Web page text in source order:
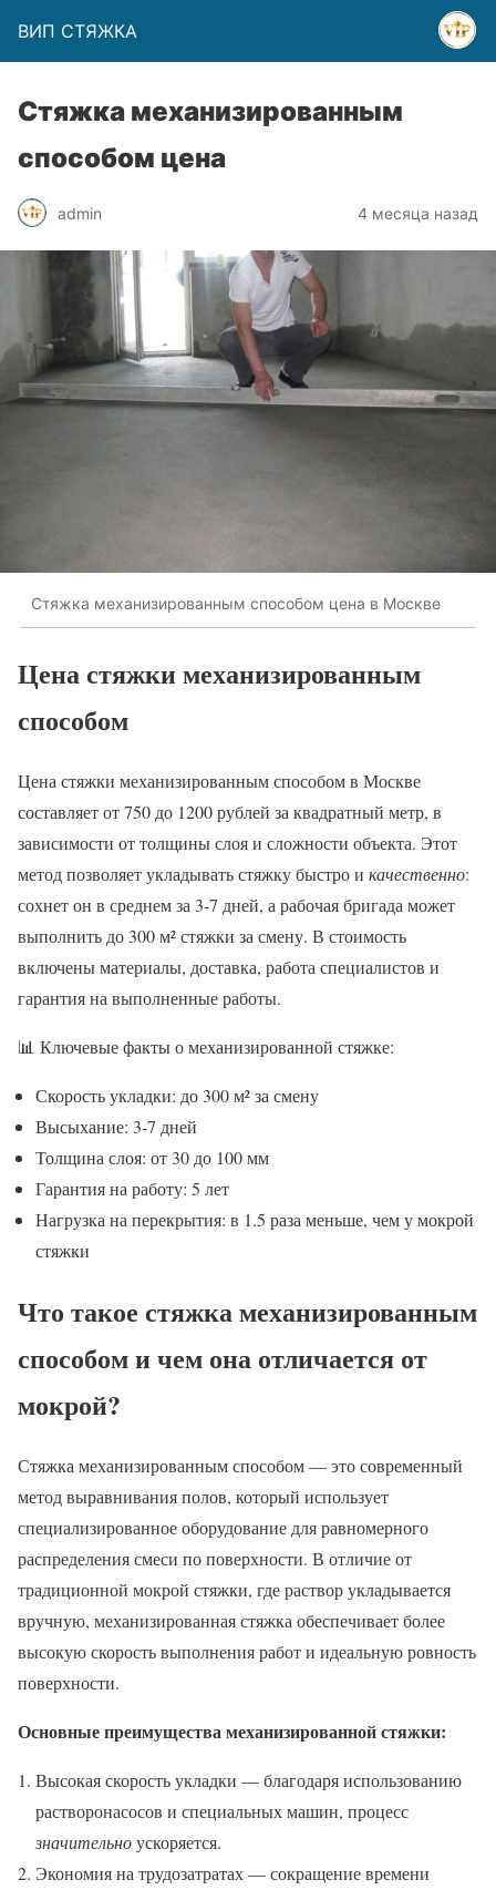
ВИП СТЯЖКА
Стяжка механизированным
способом цена
admin 4 месяца назад
Стяжка механизированным способом цена в Москве
Цена стяжки механизированным
способом
Цена стяжки механизированным способом в Москве
составляет от 750 до 1200 рублей за квадратный метр, в
зависимости от толщины слоя и сложности объекта. Этот
метод позволяет укладывать стяжку быстро и качественно:
сохнет он в среднем за 3-7 дней, а рабочая бригада может
выполнить до 300 м² стяжки за смену. В стоимость
включены материалы, доставка, работа специалистов и
гарантия на выполненные работы.
📊 Ключевые факты о механизированной стяжке:
Скорость укладки: до 300 м² за смену
Высыхание: 3-7 дней
Толщина слоя: от 30 до 100 мм
Гарантия на работу: 5 лет
Нагрузка на перекрытия: в 1.5 раза меньше, чем у мокрой
стяжки
Что такое стяжка механизированным
способом и чем она отличается от
мокрой?
Стяжка механизированным способом — это современный
метод выравнивания полов, который использует
специализированное оборудование для равномерного
распределения смеси по поверхности. В отличие от
традиционной мокрой стяжки, где раствор укладывается
вручную, механизированная стяжка обеспечивает более
высокую скорость выполнения работ и идеальную ровность
поверхности.
Основные преимущества механизированной стяжки:
Высокая скорость укладки — благодаря использованию
растворонасосов и специальных машин, процесс
значительноускоряется.
Экономия на трудозатратах — сокращение времени